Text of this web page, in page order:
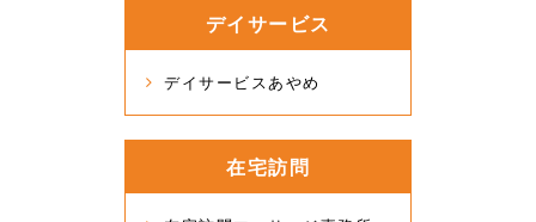
デイサービス
デイサービスあやめ
在宅訪問